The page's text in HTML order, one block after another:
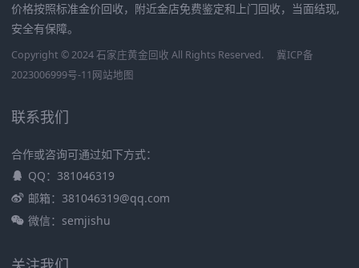
价格按照标准金价回收，附近金店免费鉴定和上门回收，当面结现,
安全有保障。
Copyright © 2024 石家庄黄金回收 All Rights Reserved.
冀ICP备
2023006999号-11网站地图
联系我们
合作或咨询可通过如下方式：
QQ：381046319
邮箱：381046319@qq.com
微信：semjishu